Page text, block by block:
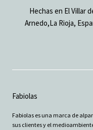
Hechas en El Villar
Arnedo,La Rioja,
Fabiolas
Fabiolas es una marca de
sus clientes y el